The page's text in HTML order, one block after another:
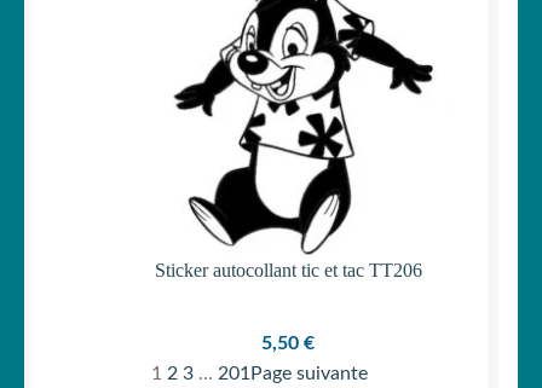
Sticker autocollant tic et tac TT206
5,50 €
1 2 3 … 201 Page suivante